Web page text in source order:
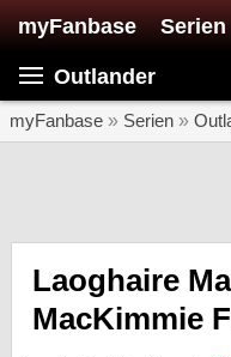
myFanbase Serien
Outlander
myFanbase » Serien »
Laoghaire
MacKimmie